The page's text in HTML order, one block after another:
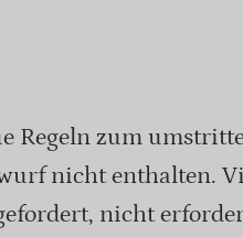
Regeln zum
nicht enthalten.
nicht